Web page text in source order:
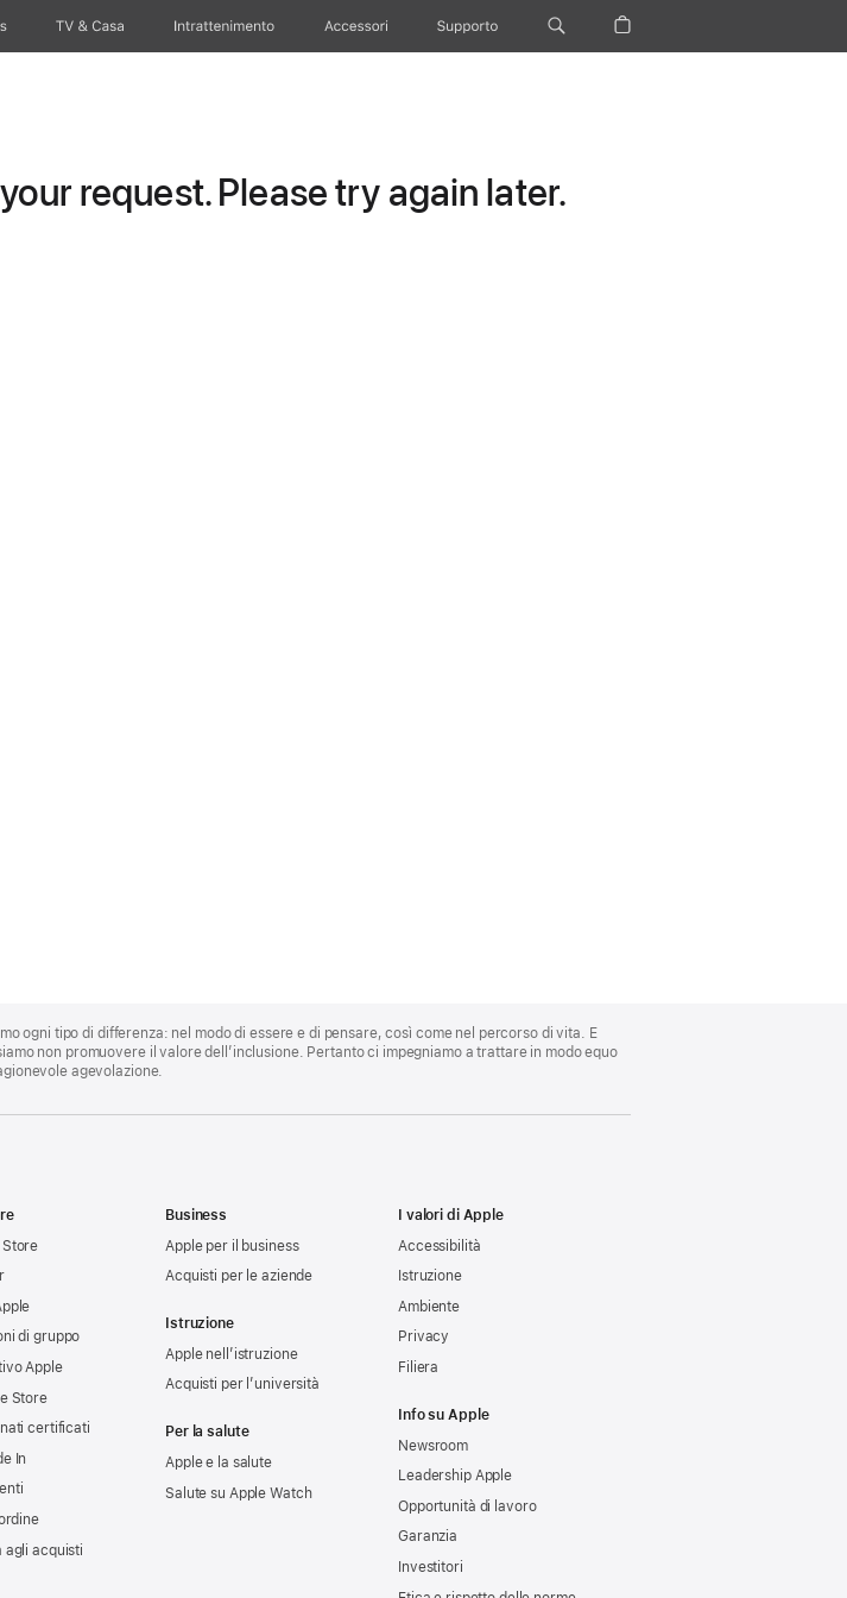
TV & Casa Intrattenimento Accessori Supporto
request. Please try again later.
ogni tipo di differenza: nel modo di essere e di pensare, così come nel percorso di vita. E
non promuovere il valore dell’inclusione. Pertanto ci impegniamo a trattare in modo equo
agevolazione.
di gruppo
Apple
Store
certificati
In
agli acquisti
Business
Apple per il business
Acquisti per le aziende
Istruzione
Apple nell’istruzione
Acquisti per l’università
Per la salute
Apple e la salute
Salute su Apple Watch
I valori di Apple
Accessibilità
Istruzione
Ambiente
Privacy
Filiera
Info su Apple
Newsroom
Leadership Apple
Opportunità di lavoro
Garanzia
Investitori